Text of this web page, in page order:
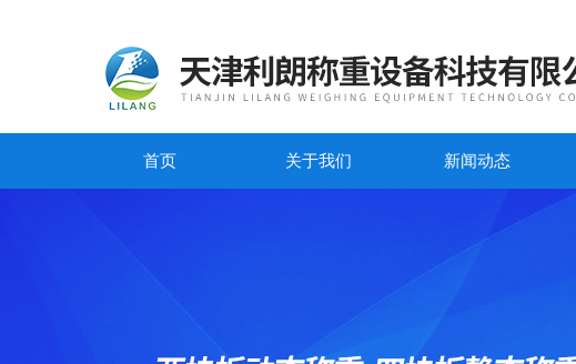
首页 关于我们 新闻动态